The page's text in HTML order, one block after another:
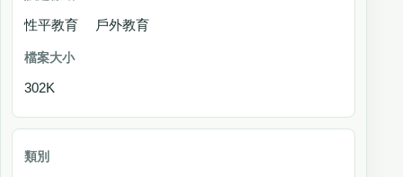
性平教育 戶外教育
302K